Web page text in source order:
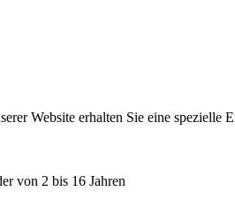
Website erhalten Sie eine spezielle
von 2 bis 16 Jahren